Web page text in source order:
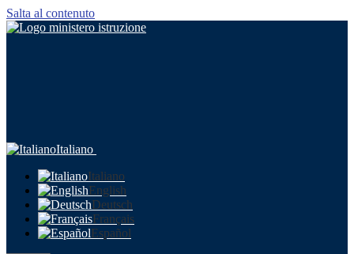
Salta al contenuto
Italiano
Italiano
English
Deutsch
Français
Español